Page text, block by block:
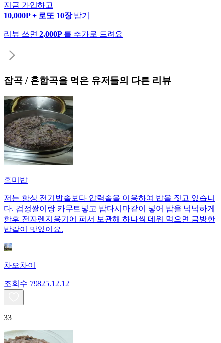
지금 가입하고
10,000P + 로또 10장 받기
리뷰 쓰면 2,000P 를 추가로 드려요
잡곡 / 혼합곡을 먹은 유저들의 다른 리뷰
흑미밥
저는 항상 전기밥솥보다 압력솥을 이용하여 밥을 짓고 있습니
다. 검정쌀이랑 카무트넣고 밥다시마같이 넣어 밥을 넉넉하게
한후 전자렌지용기에 퍼서 보관해 하나씩 데워 먹으면 금방한
밥같이 맛있어요.
차오차이
조회수 79825.12.12
33